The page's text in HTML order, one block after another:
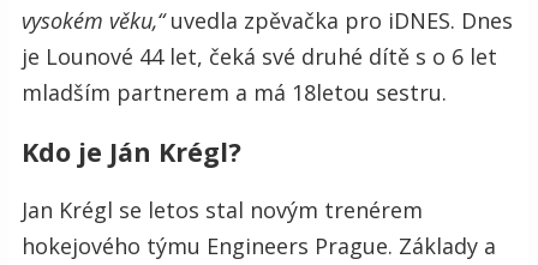
vysokém věku,“uvedla zpěvačka pro iDNES. Dnes
je Lounové 44 let, čeká své druhé dítě s o 6 let
mladším partnerem a má 18letou sestru.
Kdo je Ján Krégl?
Jan Krégl se letos stal novým trenérem
hokejového týmu Engineers Prague. Základy a